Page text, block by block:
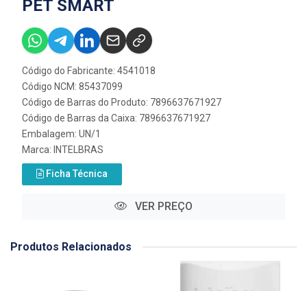
PET SMART
Código do Fabricante: 4541018
Código NCM: 85437099
Código de Barras do Produto: 7896637671927
Código de Barras da Caixa: 7896637671927
Embalagem: UN/1
Marca: INTELBRAS
Ficha Técnica
VER PREÇO
Produtos Relacionados